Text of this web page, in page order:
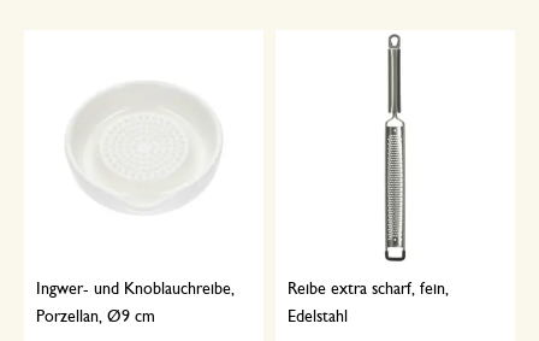
Ingwer- und Knoblauchreibe,
Porzellan, Ø9 cm
Reibe extra scharf, fein,
Edelstahl